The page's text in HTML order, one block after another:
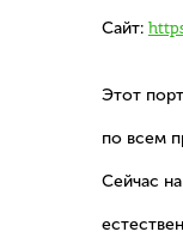
Сайт:
Этот
по всем
Сейчас